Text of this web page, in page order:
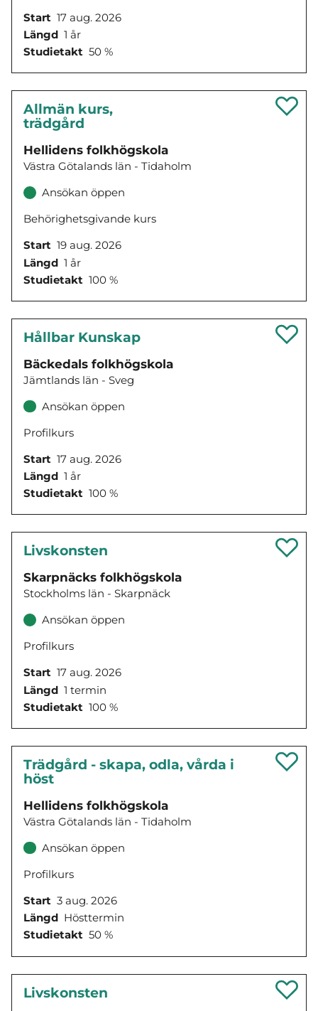
Start 17 aug. 2026
Längd 1 år
Studietakt 50 %
Allmän kurs,
trädgård
Hellidens folkhögskola
Västra Götalands län - Tidaholm
Ansökan öppen
Behörighetsgivande kurs
Start 19 aug. 2026
Längd 1 år
Studietakt 100 %
Hållbar Kunskap
Bäckedals folkhögskola
Jämtlands län - Sveg
Ansökan öppen
Profilkurs
Start 17 aug. 2026
Längd 1 år
Studietakt 100 %
Livskonsten
Skarpnäcks folkhögskola
Stockholms län - Skarpnäck
Ansökan öppen
Profilkurs
Start 17 aug. 2026
Längd 1 termin
Studietakt 100 %
Trädgård - skapa, odla, vårda i
höst
Hellidens folkhögskola
Västra Götalands län - Tidaholm
Ansökan öppen
Profilkurs
Start 3 aug. 2026
Längd Hösttermin
Studietakt 50 %
Livskonsten